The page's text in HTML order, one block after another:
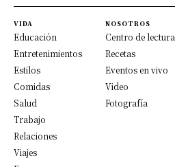
VIDA
Educación
Entretenimientos
Estilos
Comidas
Salud
Trabajo
Relaciones
Viajes
NOSOTROS
Centro de lectura
Recetas
Eventos en vivo
Video
Fotografía